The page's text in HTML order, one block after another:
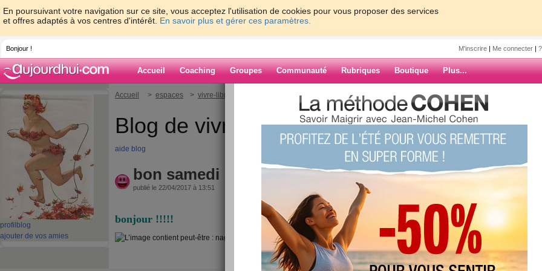
En poursuivant votre navigation sur ce site, vous acceptez l'utilisation de cookies pour vous proposer des services
et offres adaptés à vos centres d'intérêt. En savoir plus et gérer ces paramètres.
Bonjour ! M'inscrire | Me connecter |
Accueil Coaching Groupes Communauté Rubriques Boutique Plus...
profil blog
ajouter de vos amies
Accueil > espaces > vivre-libre
Blog de vivre-libre
aide blog
bon samedi
publié le 22/04/2017 à 13:51
bonjour !!!!!
(5) commentaires ARCHIVES